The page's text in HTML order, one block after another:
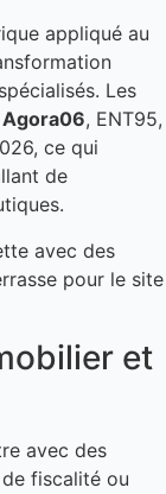
appliqué au
Les
Agora06, ENT95,
ce qui
de
et
avec des
fiscalité ou